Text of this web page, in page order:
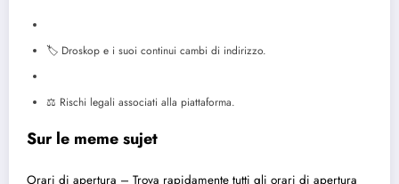
🏷️ Droskop e i suoi continui cambi di indirizzo.
⚖️ Rischi legali associati alla piattaforma.
Sur le meme sujet
Orari di apertura – Trova rapidamente tutti gli orari di apertura